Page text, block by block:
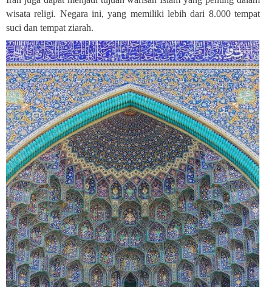
wisata religi. Negara ini, yang memiliki lebih dari 8.000 tempat
suci dan tempat ziarah.